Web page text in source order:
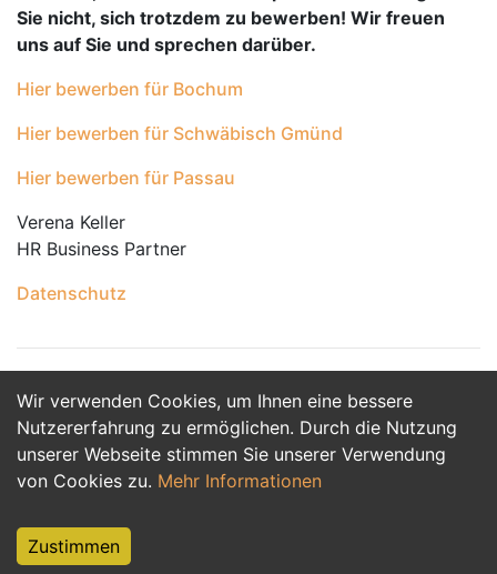
Wir verwenden Cookies, um Ihnen eine bessere
Nutzererfahrung zu ermöglichen. Durch die Nutzung
unserer Webseite stimmen Sie unserer Verwendung
von Cookies zu. Mehr Informationen
Zustimmen
Sie nicht, sich trotzdem zu bewerben! Wir freuen
uns auf Sie und sprechen darüber.
Hier bewerben für Bochum
Hier bewerben für Schwäbisch Gmünd
Hier bewerben für Passau
Verena Keller
HR Business Partner
Datenschutz
Jetzt Bewerben